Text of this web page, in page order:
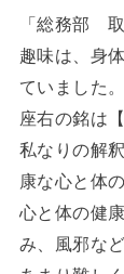
「総務部
趣味は、身
ていました。
座右の銘は
私なりの解
康な心と体
心と体の健
み、風邪な